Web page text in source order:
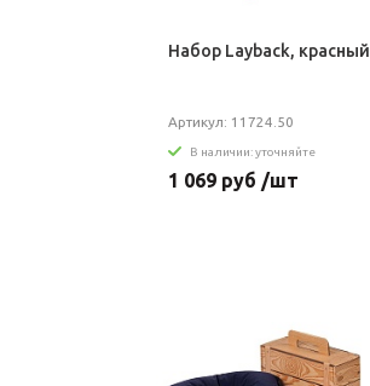
Набор Layback, красный
Артикул: 11724.50
В наличии: уточняйте
1 069 руб /шт